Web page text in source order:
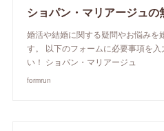
ショパン・マリアージュ
婚活や結婚に関する疑問やお悩みを
す。 以下のフォームに必要事項を
い！ ショパン・マリアージュ
formrun